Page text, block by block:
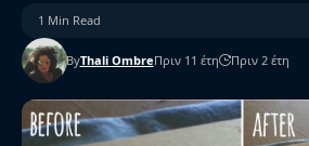
ByThali OmbreΠριν 11 έτη Πριν 2 έτη
1 Min Read